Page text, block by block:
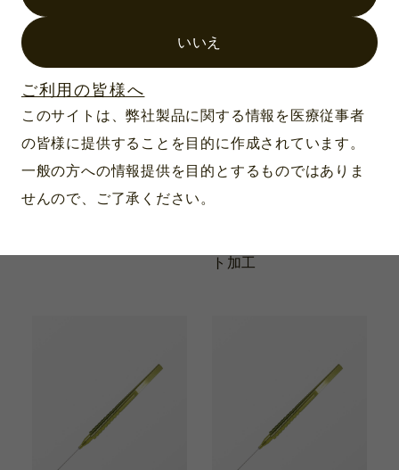
いいえ
ご利用の皆様へ
このサイトは、弊社製品に関する情報を医療従事者
の皆様に提供することを目的に作成されています。
一般の方への情報提供を目的とするものではありま
せんので、ご了承ください。
製品番号：VR-1531
ト加工